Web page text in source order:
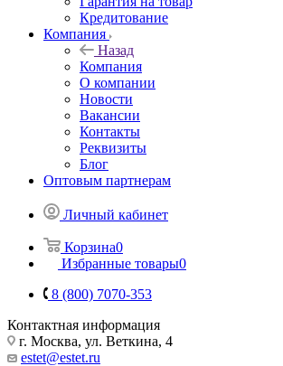
Кредитование
Компания
Назад
Компания
О компании
Новости
Вакансии
Контакты
Реквизиты
Блог
Оптовым партнерам
Личный кабинет
Корзина0
Избранные товары0
8 (800) 7070-353
Контактная информация
г. Москва, ул. Веткина, 4
estet@estet.ru